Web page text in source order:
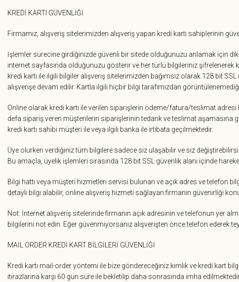
KREDİ KARTI GÜVENLİĞİ
Firmamız, alışveriş sitelerimizden alışveriş yapan kredi kartı sahiplerinin
İşlemler sürecine girdiğinizde güvenli bir sitede olduğunuzu anlamak için
internet sayfasında olduğunuzu gösterir ve her türlü bilgileriniz şifrelenerek
kredi kartı ile ilgili bilgiler alışveriş sitelerimizden bağımsız olarak 128 bit
alışverişe devam edilir. Kartla ilgili hiçbir bilgi tarafımızdan
Online olarak kredi kartı ile verilen siparişlerin ödeme/fatura/teslimat adresi
defa sipariş veren müşterilerin siparişlerinin tedarik ve teslimat
kredi kartı sahibi müşteri ile veya ilgili banka ile irtibata geçilmektedir.
Üye olurken verdiğiniz tüm bilgilere sadece siz ulaşabilir ve siz
Bu amaçla, üyelik işlemleri sırasında 128 bit SSL güvenlik alanı içinde
Bilgi hattı veya müşteri hizmetleri servisi bulunan ve açık adres ve telefon
detaylı bilgi alabilir, online alışveriş hizmeti sağlayan firmanın güvenirliği
Not: İnternet alışveriş sitelerinde firmanın açık adresinin ve telefonun yer
bilgilerini not edin. Eğer güvenmiyorsanız alışverişten önce telefon ederek
MAİL ORDER KREDİ KART BİLGİLERİ GÜVENLİĞİ
Kredi kartı mail-order yöntemi ile bize göndereceğiniz kimlik ve kredi kart
itirazlarına karşı 60 gün süre ile bekletilip daha sonrasında imha